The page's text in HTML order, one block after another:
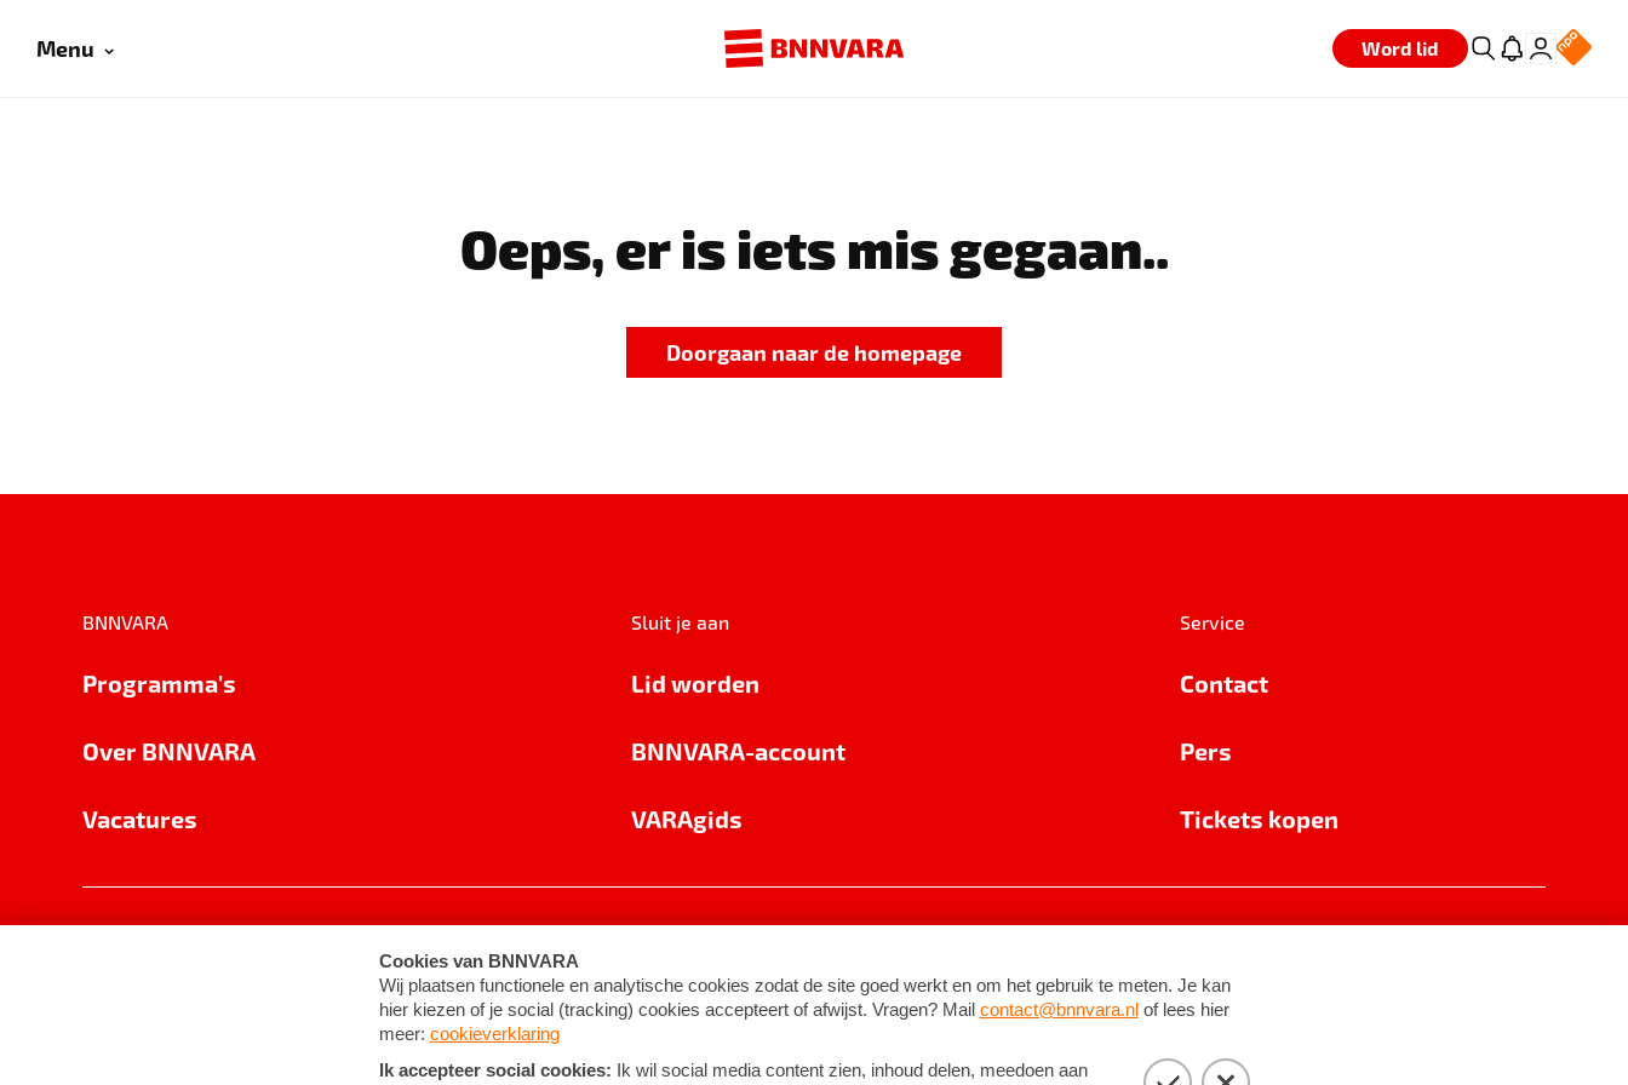
Menu Word lid
Oeps, er is iets mis gegaan..
Doorgaan naar de homepage
BNNVARA
Programma's
Over BNNVARA
Vacatures
Sluit je aan
Lid worden
BNNVARA-account
VARAgids
Service
Contact
Pers
Tickets kopen
Cookie-instellingen Algemene voorwaarden ©2026BNNVARA